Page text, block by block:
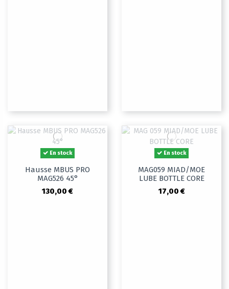
En stock
Hausse MBUS PRO
MAG526 45°
130,00 €
En stock
MAG059 MIAD/MOE
LUBE BOTTLE CORE
17,00 €